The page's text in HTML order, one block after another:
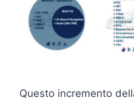
Questo incremento